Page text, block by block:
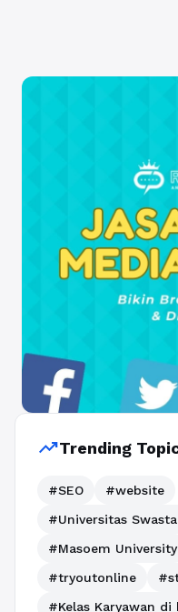
trending_upTrending
#SEO
#website
#Universitas
#Masoem University
#tryoutonline
#Kelas Karyawan di